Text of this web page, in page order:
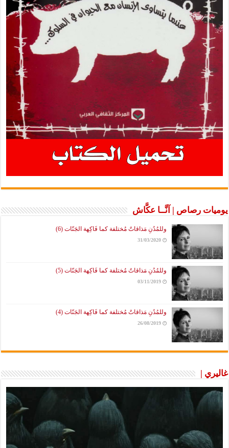
يوميات رصاص | آنَّــا عكَّاش
وللمُدُنِ مَذاقاتٌ مُختلفة كما فَاكِهة الجَنّات (6)
31/03/2020
وللمُدُنِ مَذاقاتٌ مُختلفة كما فَاكِهة الجَنّات (5)
03/11/2019
وللمُدُنِ مَذاقاتٌ مُختلفة كما فَاكِهة الجَنّات (4)
26/08/2019
غاليري |